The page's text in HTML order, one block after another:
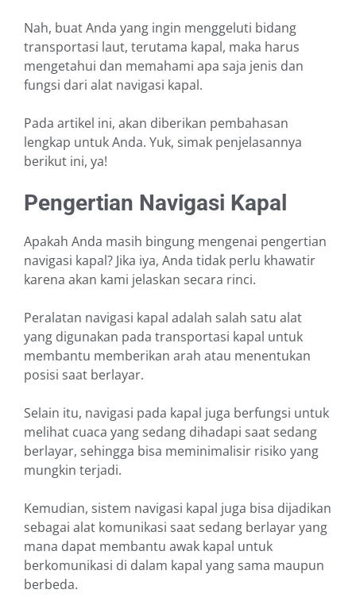
Nah, buat Anda yang ingin menggeluti bidang
transportasi laut, terutama kapal, maka harus
mengetahui dan memahami apa saja jenis dan
fungsi dari alat navigasi kapal.
Pada artikel ini, akan diberikan pembahasan
lengkap untuk Anda. Yuk, simak penjelasannya
berikut ini, ya!
Pengertian Navigasi Kapal
Apakah Anda masih bingung mengenai pengertian
navigasi kapal? Jika iya, Anda tidak perlu khawatir
karena akan kami jelaskan secara rinci.
Peralatan navigasi kapal adalah salah satu alat
yang digunakan pada transportasi kapal untuk
membantu memberikan arah atau menentukan
posisi saat berlayar.
Selain itu, navigasi pada kapal juga berfungsi untuk
melihat cuaca yang sedang dihadapi saat sedang
berlayar, sehingga bisa meminimalisir risiko yang
mungkin terjadi.
Kemudian, sistem navigasi kapal juga bisa dijadikan
sebagai alat komunikasi saat sedang berlayar yang
mana dapat membantu awak kapal untuk
berkomunikasi di dalam kapal yang sama maupun
berbeda.